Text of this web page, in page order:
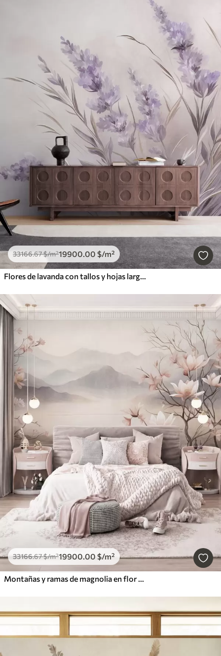
33166.67$/m²19900.00 $/m²
Flores de lavanda con tallos y hojas largos, obra de arte con una textura suave en tonos pastel
33166.67$/m²19900.00 $/m²
Montañas y ramas de magnolia en flor de color rosa, paisaje con textura